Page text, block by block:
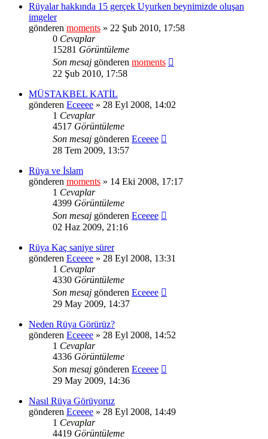
Rüyalar hakkında 15 gerçek Uyurken beynimizde oluşan
imgeler
gönderen moments » 22 Şub 2010, 17:58
0 Cevaplar
15281 Görüntüleme
Son mesaj gönderen moments
22 Şub 2010, 17:58
MÜSTAKBEL KATİL
gönderen Eceeee » 28 Eyl 2008, 14:02
1 Cevaplar
4517 Görüntüleme
Son mesaj gönderen Eceeee
28 Tem 2009, 13:57
Rüya ve İslam
gönderen moments » 14 Eki 2008, 17:17
1 Cevaplar
4399 Görüntüleme
Son mesaj gönderen Eceeee
02 Haz 2009, 21:16
Rüya Kaç saniye sürer
gönderen Eceeee » 28 Eyl 2008, 13:31
1 Cevaplar
4330 Görüntüleme
Son mesaj gönderen Eceeee
29 May 2009, 14:37
Neden Rüya Görürüz?
gönderen Eceeee » 28 Eyl 2008, 14:52
1 Cevaplar
4336 Görüntüleme
Son mesaj gönderen Eceeee
29 May 2009, 14:36
Nasıl Rüya Görüyoruz
gönderen Eceeee » 28 Eyl 2008, 14:49
1 Cevaplar
4419 Görüntüleme